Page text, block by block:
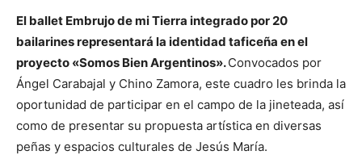
El ballet Embrujo de mi Tierra integrado por 20
bailarines representará la identidad taficeña en el
proyecto «Somos Bien Argentinos».Convocados por
Ángel Carabajal y Chino Zamora, este cuadro les brinda la
oportunidad de participar en el campo de la jineteada, así
como de presentar su propuesta artística en diversas
peñas y espacios culturales de Jesús María.